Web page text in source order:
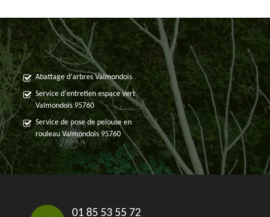
Abattage d'arbres Valmondois
Service d'entretien espace vert
Valmondois 95760
Service de pose de pelouse en
rouleau Valmondois 95760
01 85 53 55 72